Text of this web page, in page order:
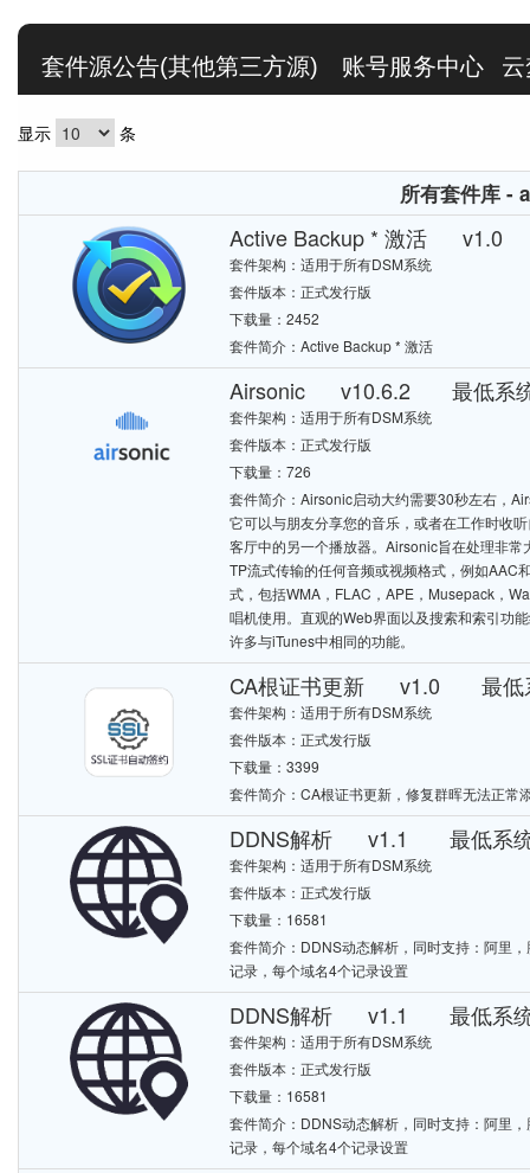
套件源公告(其他第三方源) 账号服务中心
显示 条
所有套件库 -
Active Backup * 激活 v1.0
套件架构：适用于所有DSM系统
套件版本：正式发行版
下载量：2452
套件简介：Active Backup * 激活
Airsonic v10.6.2 最低系统
套件架构：适用于所有DSM系统
套件版本：正式发行版
下载量：726
套件简介：Airsonic启动大约需要30秒左右，
它可以与朋友分享您的音乐，或者在工作时收
客厅中的另一个播放器。Airsonic旨在处理非
TP流式传输的任何音频或视频格式，例如AAC
式，包括WMA，FLAC，APE，Musepack，
唱机使用。直观的Web界面以及搜索和索引功
许多与iTunes中相同的功能。
CA根证书更新 v1.0 最低系
套件架构：适用于所有DSM系统
套件版本：正式发行版
下载量：3399
套件简介：CA根证书更新，修复群晖无法正常
DDNS解析 v1.1 最低系统
套件架构：适用于所有DSM系统
套件版本：正式发行版
下载量：16581
套件简介：DDNS动态解析，同时支持：阿里
记录，每个域名4个记录设置
DDNS解析 v1.1 最低系统
套件架构：适用于所有DSM系统
套件版本：正式发行版
下载量：16581
套件简介：DDNS动态解析，同时支持：阿里
记录，每个域名4个记录设置